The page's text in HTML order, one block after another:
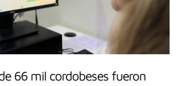
66 mil cordobeses fueron